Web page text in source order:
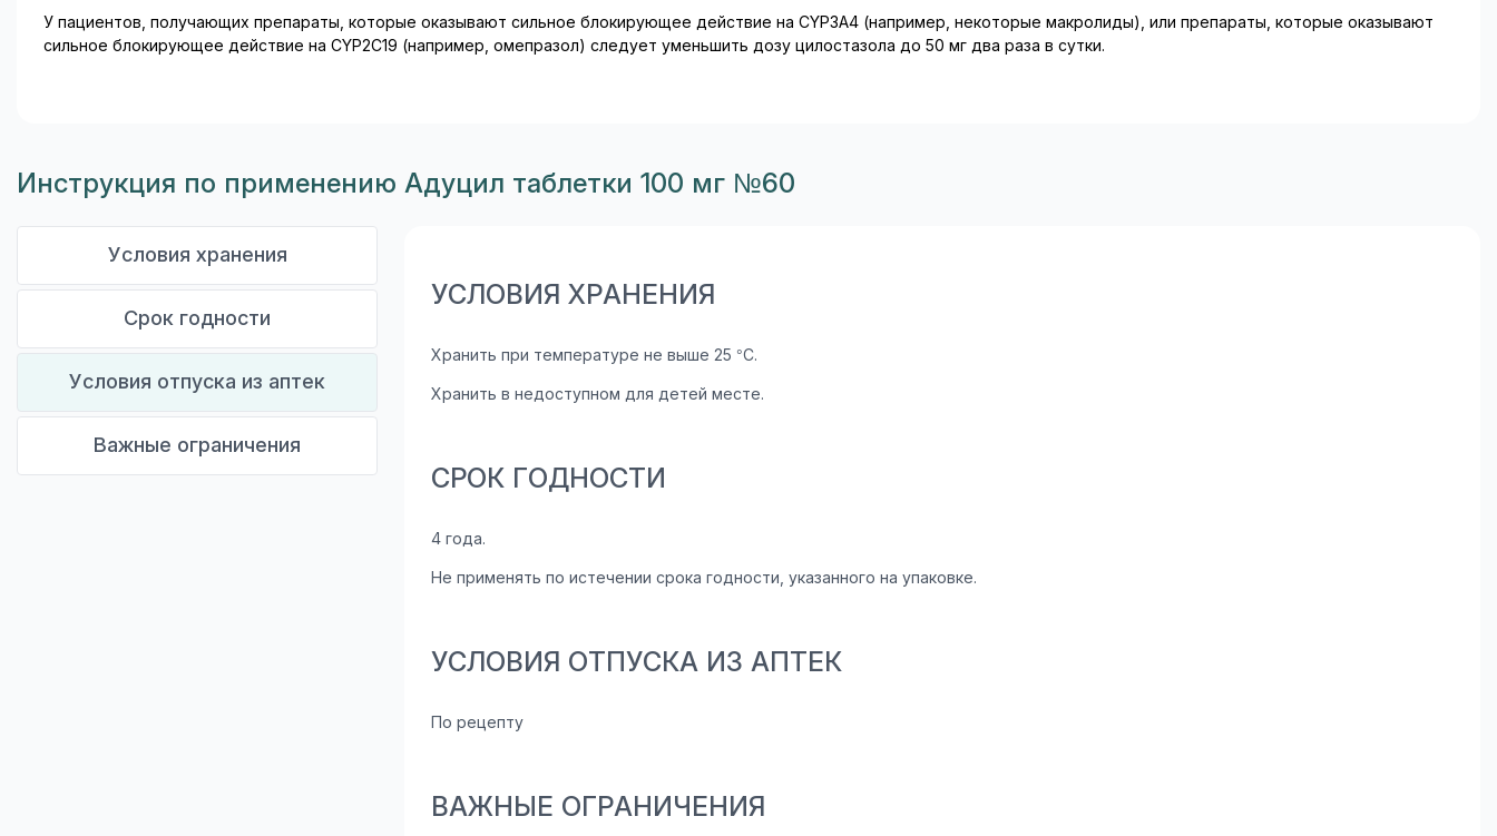
У пациентов, получающих препараты, которые оказывают сильное блокирующее действие на CYP3A4 (например, некоторые макролиды), или препараты, которые оказывают
сильное блокирующее действие на CYP2C19 (например, омепразол) следует уменьшить дозу цилостазола до 50 мг два раза в сутки.
Инструкция по применению Адуцил таблетки 100 мг №60
Условия хранения
Срок годности
Условия отпуска из аптек
Важные ограничения
УСЛОВИЯ ХРАНЕНИЯ
Хранить при температуре не выше 25 °С.
Хранить в недоступном для детей месте.
СРОК ГОДНОСТИ
4 года.
Не применять по истечении срока годности, указанного на упаковке.
УСЛОВИЯ ОТПУСКА ИЗ АПТЕК
По рецепту
ВАЖНЫЕ ОГРАНИЧЕНИЯ